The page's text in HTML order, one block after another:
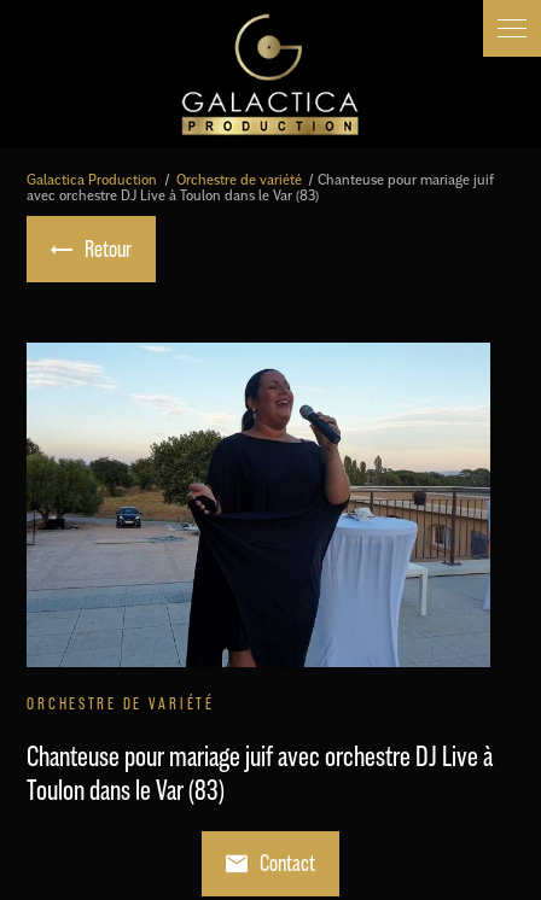
Galactica Production Orchestre de variété
Chanteuse pour mariage juif
avec orchestre DJ Live à Toulon dans le Var (83)
Retour
ORCHESTRE DE VARIÉTÉ
Chanteuse pour mariage juif avec orchestre DJ Live à
Toulon dans le Var (83)
Contact
Panneau de gestion des cookies